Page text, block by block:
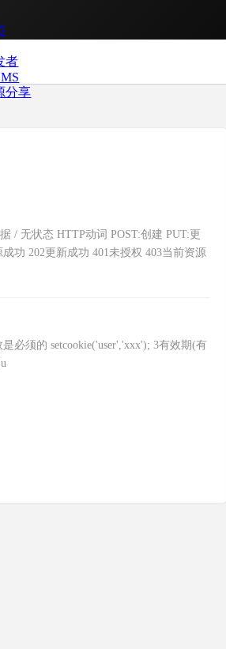
者
分享
/ 无状态 HTTP动词 POST:创建 PUT:更
功 202更新成功 401未授权 403当前资源
必须的 setcookie('user','xxx'); 3有效期(有